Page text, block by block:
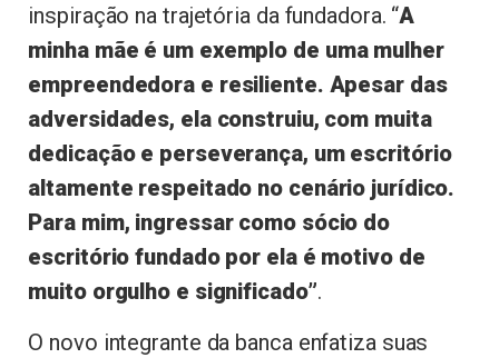
inspiração na trajetória da fundadora. “A
minha mãe é um exemplo de uma mulher
empreendedora e resiliente. Apesar das
adversidades, ela construiu, com muita
dedicação e perseverança, um escritório
altamente respeitado no cenário jurídico.
Para mim, ingressar como sócio do
escritório fundado por ela é motivo de
muito orgulho e significado”.
O novo integrante da banca enfatiza suas